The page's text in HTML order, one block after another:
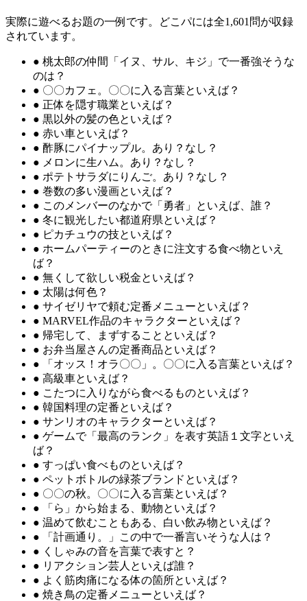
実際に遊べるお題の一例です。どこパには全1,601問が収録
されています。
● 桃太郎の仲間「イヌ、サル、キジ」で一番強そうな
のは？
● 〇〇カフェ。〇〇に入る言葉といえば？
● 正体を隠す職業といえば？
● 黒以外の髪の色といえば？
● 赤い車といえば？
● 酢豚にパイナップル。あり？なし？
● メロンに生ハム。あり？なし？
● ポテトサラダにりんご。あり？なし？
● 巻数の多い漫画といえば？
● このメンバーのなかで「勇者」といえば、誰？
● 冬に観光したい都道府県といえば？
● ピカチュウの技といえば？
● ホームパーティーのときに注文する食べ物といえ
ば？
● 無くして欲しい税金といえば？
● 太陽は何色？
● サイゼリヤで頼む定番メニューといえば？
● MARVEL作品のキャラクターといえば？
● 帰宅して、まずすることといえば？
● お弁当屋さんの定番商品といえば？
●
「オッス！オラ〇〇」。〇〇に入る言葉といえば？
● 高級車といえば？
● こたつに入りながら食べるものといえば？
● 韓国料理の定番といえば？
● サンリオのキャラクターといえば？
● ゲームで「最高のランク」を表す英語１文字といえ
ば？
● すっぱい食べものといえば？
● ペットボトルの緑茶ブランドといえば？
● 〇〇の秋。〇〇に入る言葉といえば？
●
「ら」から始まる、動物といえば？
● 温めて飲むこともある、白い飲み物といえば？
●
「計画通り。」この中で一番言いそうな人は？
● くしゃみの音を言葉で表すと？
● リアクション芸人といえば誰？
● よく筋肉痛になる体の箇所といえば？
● 焼き鳥の定番メニューといえば？